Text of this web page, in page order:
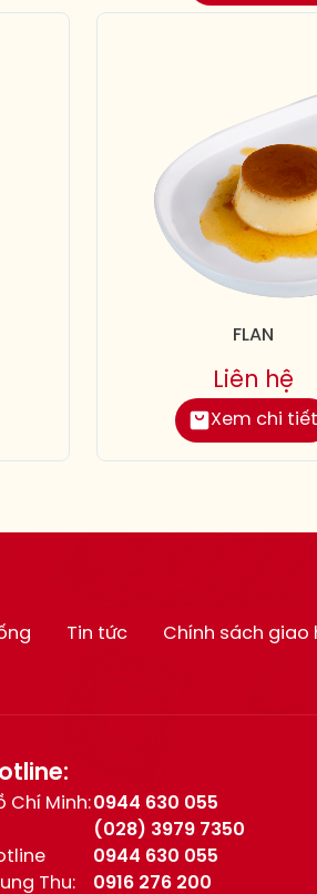
FLAN
Xem chi tiết
Liên hệ
Tin tức
Chính sách giao
Chí Minh:0944 630 055
(028) 3979 7350
Thu:
0944 630 055
0916 276 200